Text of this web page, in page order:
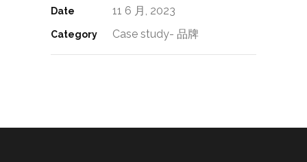
Date 11 6 月, 2023
Category Case study- 品牌